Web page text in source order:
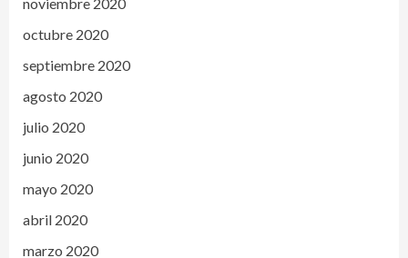
octubre 2020
septiembre 2020
agosto 2020
julio 2020
junio 2020
mayo 2020
abril 2020
marzo 2020